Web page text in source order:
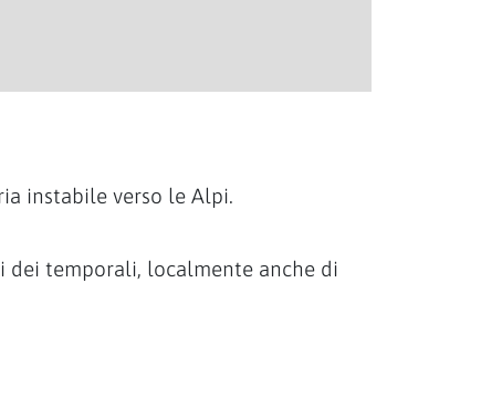
instabile verso le Alpi.
dei temporali, localmente anche di